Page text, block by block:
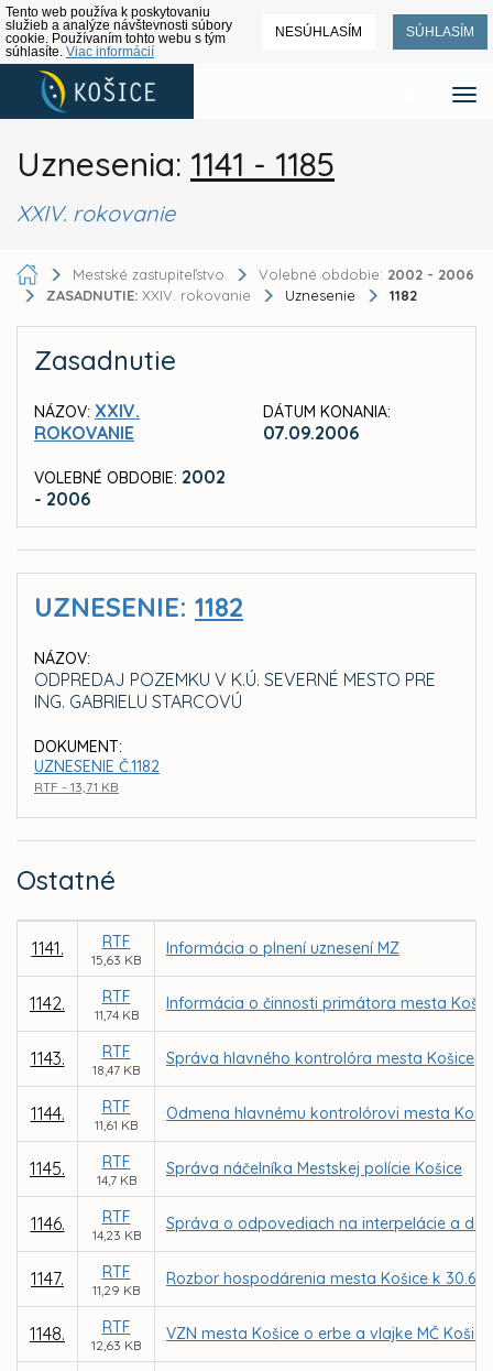
Tento web používa k poskytovaniu
služieb a analýze návštevnosti súbory
cookie. Používaním tohto webu s tým
súhlasíte. Viac informácií
NESÚHLASÍM SÚHLASÍM
Uznesenia: 1141 - 1185
XXIV. rokovanie
Mestské zastupiteľstvo Volebné obdobie: 2002 - 2006
ZASADNUTIE: XXIV. rokovanie Uznesenie 1182
Zasadnutie
NÁZOV: XXIV.
ROKOVANIE
VOLEBNÉ OBDOBIE: 2002
- 2006
DÁTUM KONANIA:
07.09.2006
UZNESENIE: 1182
NÁZOV:
ODPREDAJ POZEMKU V K.Ú. SEVERNÉ MESTO PRE
ING. GABRIELU STARCOVÚ
DOKUMENT:
UZNESENIE Č.1182
RTF - 13,71 KB
Ostatné
1141. RTF
15,63 KB
Informácia o plnení uznesení MZ
1142. RTF
11,74 KB
Informácia o činnosti primátora mesta
1143. RTF
18,47 KB
Správa hlavného kontrolóra mesta Košice
1144. RTF
11,61 KB
Odmena hlavnému kontrolórovi mesta
1145. RTF
14,7 KB
Správa náčelníka Mestskej polície Košice
1146. RTF
14,23 KB
Správa o odpovediach na interpelácie a
1147. RTF
11,29 KB
Rozbor hospodárenia mesta Košice k
1148. RTF
12,63 KB
VZN mesta Košice o erbe a vlajke MČ Košice